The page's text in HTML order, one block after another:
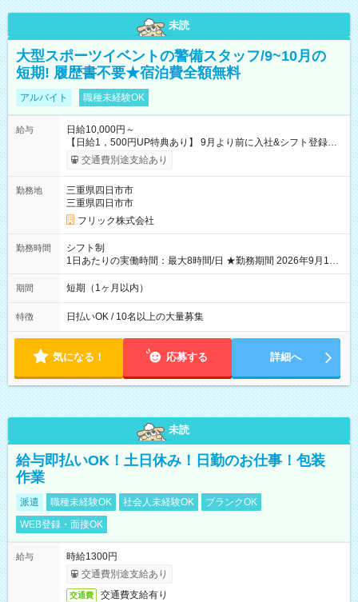
未読
大型スポーツイベントの警備スタッフ/9~10月の
短期! 履歴書不要★宿泊費全額無料
アルバイト 職種未経験OK
給与
日給10,000円～
【日給1，500円UP特典あり】 9月より前に入社&シフト登録す
ると 期間中(9/16~10/23) の日給がUP! 日給1万1500円でしっか
り稼げます♪ 【試用期間】試用期間なし
交通費別途支給あり
勤務地
三重県四日市市
三重県四日市市
フリック株式会社
勤務時間
シフト制
1日あたりの実働時間：最大8時間/日 ★勤務期間 2026年9月16
日~2026年10月23日 短期勤務OK! 期間中フル勤務できる方優遇
※週3~5日勤務(勤務日数応相談) ※期間前から勤務スタートも可
り ※夜勤シフトあり
期間 短期（1ヶ月以内）
特徴 日払いOK / 10名以上の大量募集
気になる！ 応募する 詳細へ
未読
給与即払いOK！土日休み！日勤のお仕事！包装
作業
派遣 職種未経験OK 社会人未経験OK
ブランクOK
WEB登録・面接OK
給与
時給1300円
交通費別途支給あり
交通費 交通費支給有り